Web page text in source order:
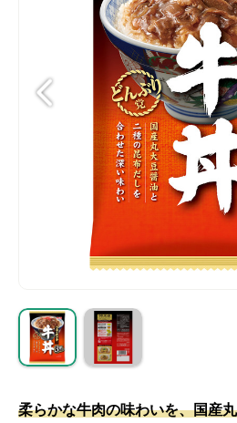
柔らかな牛肉の味わいを、国産